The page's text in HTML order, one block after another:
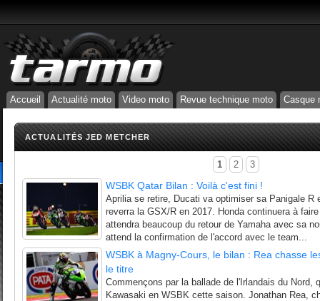
Accueil Actualité moto Video moto Revue technique moto Casque
ACTUALITÉS JED METCHER
1 2 3
WSBK Qatar Bilan : Voilà c'est fini !
Aprilia se retire, Ducati va optimiser sa Panigale R
reverra la GSX/R en 2017. Honda continuera à
attendra beaucoup du retour de Yamaha avec sa
attend la confirmation de l'accord avec le team...
WSBK à Magny-Cours, le bilan : Rea chasse
le titre
Commençons par la ballade de l'Irlandais du Nord,
Kawasaki en WSBK cette saison. Jonathan Rea,